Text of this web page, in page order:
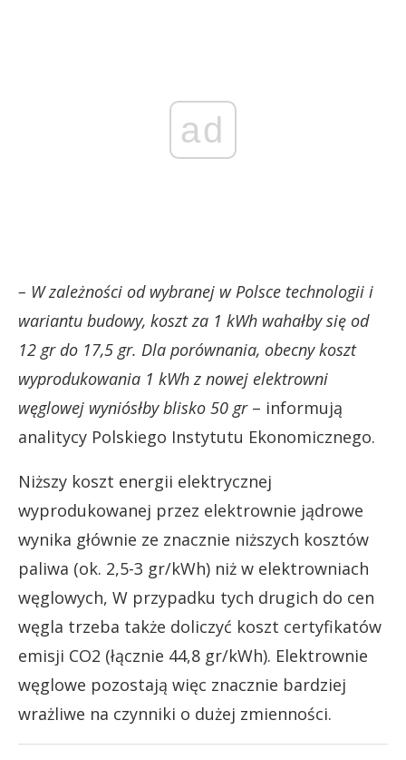
ad
– W zależności od wybranej w Polsce technologii i
wariantu budowy, koszt za 1 kWh wahałby się od
12 gr do 17,5 gr. Dla porównania, obecny koszt
wyprodukowania 1 kWh z nowej elektrowni
węglowej wyniósłby blisko 50 gr– informują
analitycy Polskiego Instytutu Ekonomicznego.
Niższy koszt energii elektrycznej
wyprodukowanej przez elektrownie jądrowe
wynika głównie ze znacznie niższych kosztów
paliwa (ok. 2,5-3 gr/kWh) niż w elektrowniach
węglowych, W przypadku tych drugich do cen
węgla trzeba także doliczyć koszt certyfikatów
emisji CO2 (łącznie 44,8 gr/kWh). Elektrownie
węglowe pozostają więc znacznie bardziej
wrażliwe na czynniki o dużej zmienności.